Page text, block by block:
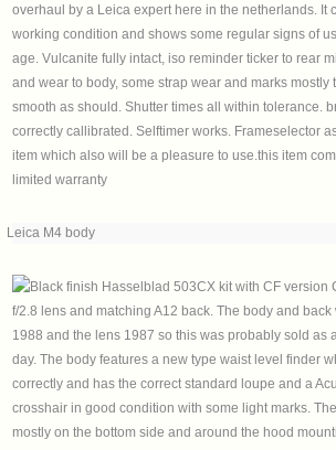
Leica M4 body